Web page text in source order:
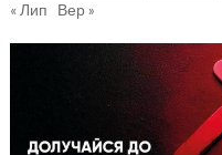
« Лип
Вер »